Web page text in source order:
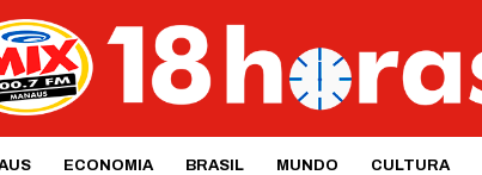
ECONOMIA BRASIL MUNDO CULTURA